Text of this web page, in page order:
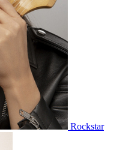
Rockstar